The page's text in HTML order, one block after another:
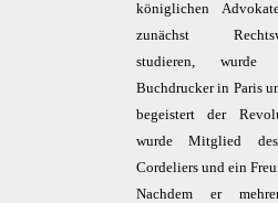
königlichen
zunächst
studieren,
Buchdrucker in Paris
begeistert der
wurde Mitglied
Cordeliers und ein
Nachdem er